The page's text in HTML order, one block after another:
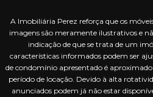
A Imobiliária Perez reforça que os
imagens são meramente ilustrativos e
indicação de que se trata de um
características informados podem ser
de condomínio apresentado é
período de locação. Devido à alta
anunciados podem já não estar